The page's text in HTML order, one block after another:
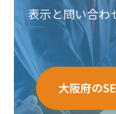
表示と問い合わ
大阪府の